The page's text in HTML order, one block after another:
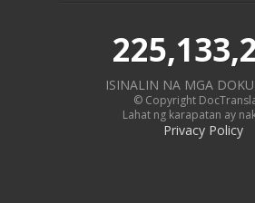
ISINALIN NA MGA
© Copyright
Lahat ng karapatan ay
Privacy Policy